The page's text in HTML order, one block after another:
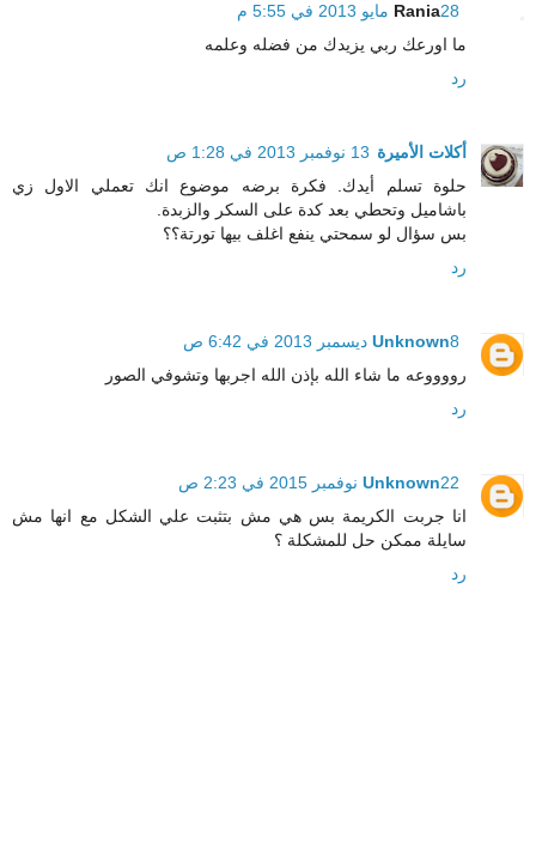
Rania28 مايو 2013 في 5:55 م
ما اورعك ربي يزيدك من فضله وعلمه
رد
أكلات الأميرة 13 نوفمبر 2013 في 1:28 ص
حلوة تسلم أيدك. فكرة برضه موضوع انك تعملي الاول زي
باشاميل وتحطي بعد كدة على السكر والزبدة.
بس سؤال لو سمحتي ينفع اغلف بيها تورتة؟؟
رد
Unknown8 ديسمبر 2013 في 6:42 ص
رووووعه ما شاء الله بإذن الله اجربها وتشوفي الصور
رد
Unknown22 نوفمبر 2015 في 2:23 ص
انا جربت الكريمة بس هي مش بتثبت علي الشكل مع انها مش
سايلة ممكن حل للمشكلة ؟
رد